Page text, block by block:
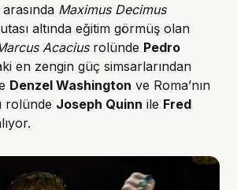
Maximus Decimus
altında eğitim görmüş olan
Acacius rolünde Pedro
en zengin güç simsarlarından
Denzel Washington ve Roma’nın
rolünde Joseph Quinn ile Fred